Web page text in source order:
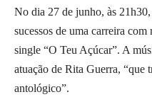
No dia 27 de junho, às
sucessos de uma carreira
single “O Teu Açúcar”. A
atuação de Rita Guerra, “que
antológico”.